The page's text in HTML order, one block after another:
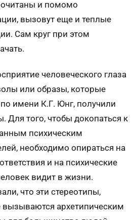
и помомо
вызовут еще и теплые
Сам круг при этом
человеческого глаза
или образы, которые
имени К.Г. Юнг, получили
Для того, чтобы докопаться к
психическим
необходимо опираться на
и на психические
видит в жизни.
что эти стереотипы,
вызываются архетипическим